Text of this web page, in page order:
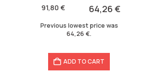
91,80€
was:
91,80 €.
64,26€
64,26 €.
Previous lowest price was
64,26€.
ADD TO CART